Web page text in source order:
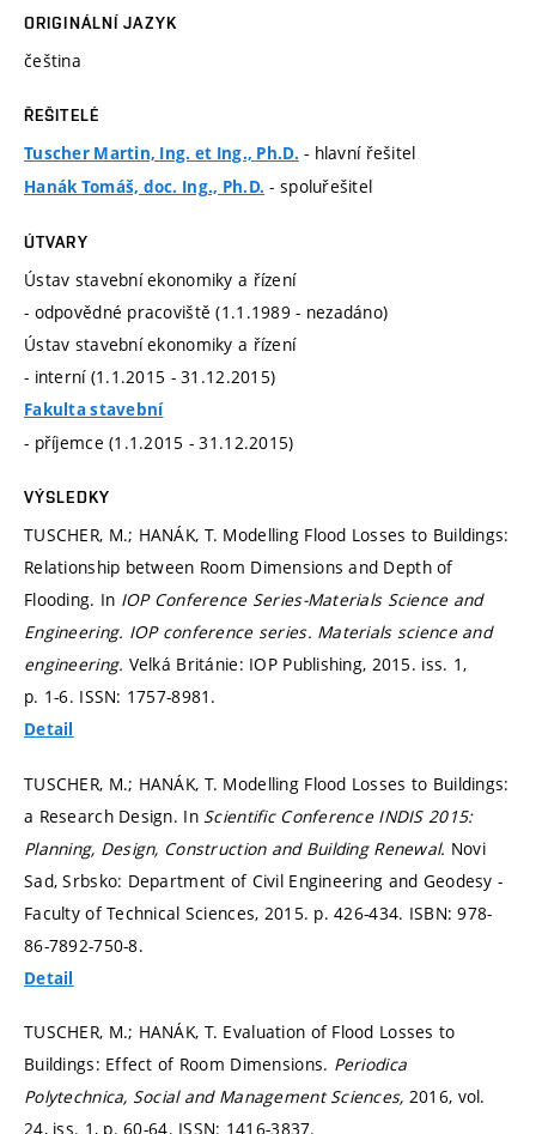
ORIGINÁLNÍ JAZYK
čeština
ŘEŠITELÉ
Tuscher Martin, Ing. et Ing., Ph.D. - hlavní řešitel
Hanák Tomáš, doc. Ing., Ph.D. - spoluřešitel
ÚTVARY
Ústav stavební ekonomiky a řízení
- odpovědné pracoviště (1.1.1989 - nezadáno)
Ústav stavební ekonomiky a řízení
- interní (1.1.2015 - 31.12.2015)
Fakulta stavební
- příjemce (1.1.2015 - 31.12.2015)
VÝSLEDKY
TUSCHER, M.; HANÁK, T. Modelling Flood Losses to Buildings:
Relationship between Room Dimensions and Depth of
Flooding. In IOP Conference Series-Materials Science and
Engineering. IOP conference series. Materials science and
engineering. Velká Británie: IOP Publishing, 2015. iss. 1,
p. 1-6. ISSN: 1757-8981.
Detail
TUSCHER, M.; HANÁK, T. Modelling Flood Losses to Buildings:
a Research Design. In Scientific Conference INDIS 2015:
Planning, Design, Construction and Building Renewal. Novi
Sad, Srbsko: Department of Civil Engineering and Geodesy -
Faculty of Technical Sciences, 2015. p. 426-434. ISBN: 978-
86-7892-750-8.
Detail
TUSCHER, M.; HANÁK, T. Evaluation of Flood Losses to
Buildings: Effect of Room Dimensions. Periodica
Polytechnica, Social and Management Sciences, 2016, vol.
24, iss. 1, p. 60-64. ISSN: 1416-3837.